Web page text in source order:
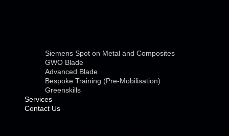
Siemens Spot on Metal and Composites
GWO Blade
Advanced Blade
Bespoke Training (Pre-Mobilisation)
Greenskills
Services
Contact Us